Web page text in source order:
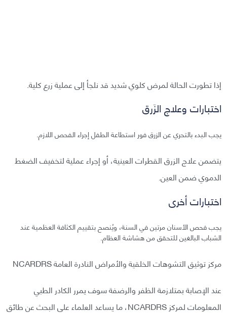
إذا تطورت الحالة لمرض كلوي شديد قد نلجأ إلى عملية زرع كلية.
اختبارات وعلاج الزَرق
يجب البدء بالتحري عن الزرق فور استطاعة الطفل إجراء الفحص اللازم.
يتضمن علاج الزرق القطرات العينية، أو إجراء عملية لتخفيف الضغط
الدموي ضمن العين.
اختبارات أخرى
يجب فحص الأسنان مرتين في السنة، ويُنصح بتقييم الكثافة العظمية عند
الشباب البالغين للتحقق من هشاشة العظام.
مركز توثيق التشوهات الخلقية والأمراض النادرة العامة NCARDRS
عند الإصابة بمتلازمة الظفر والرضفة سوف يمرر الكادر الطبي
المعلومات لمركز NCARDRS، ما يساعد العلماء على البحث عن طائق